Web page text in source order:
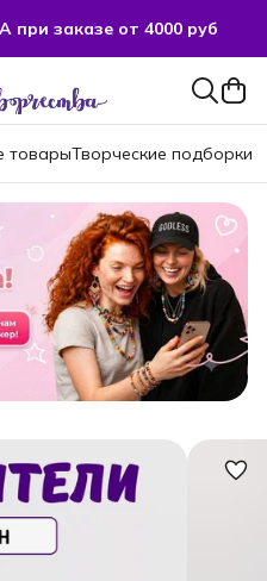
заказе от 4000 руб
заказе от 4000 руб
товарыТворческие подборки